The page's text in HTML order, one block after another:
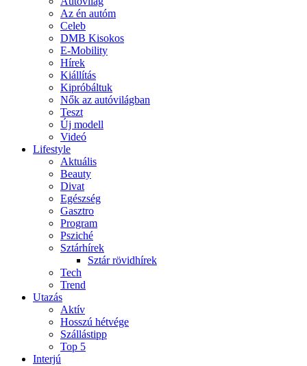
Az én autóm
Celeb
DMB Kisokos
E-Mobility
Hírek
Kiállítás
Kipróbáltuk
Nők az autóvilágban
Teszt
Új modell
Videó
Lifestyle
Aktuális
Beauty
Divat
Egészség
Gasztro
Program
Psziché
Sztárhírek
Sztár rövidhírek
Tech
Trend
Utazás
Aktív
Hosszú hétvége
Szállástipp
Top 5
Interjú